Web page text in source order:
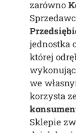
zarówno
jednostka
której
we
korzysta
Sklepie